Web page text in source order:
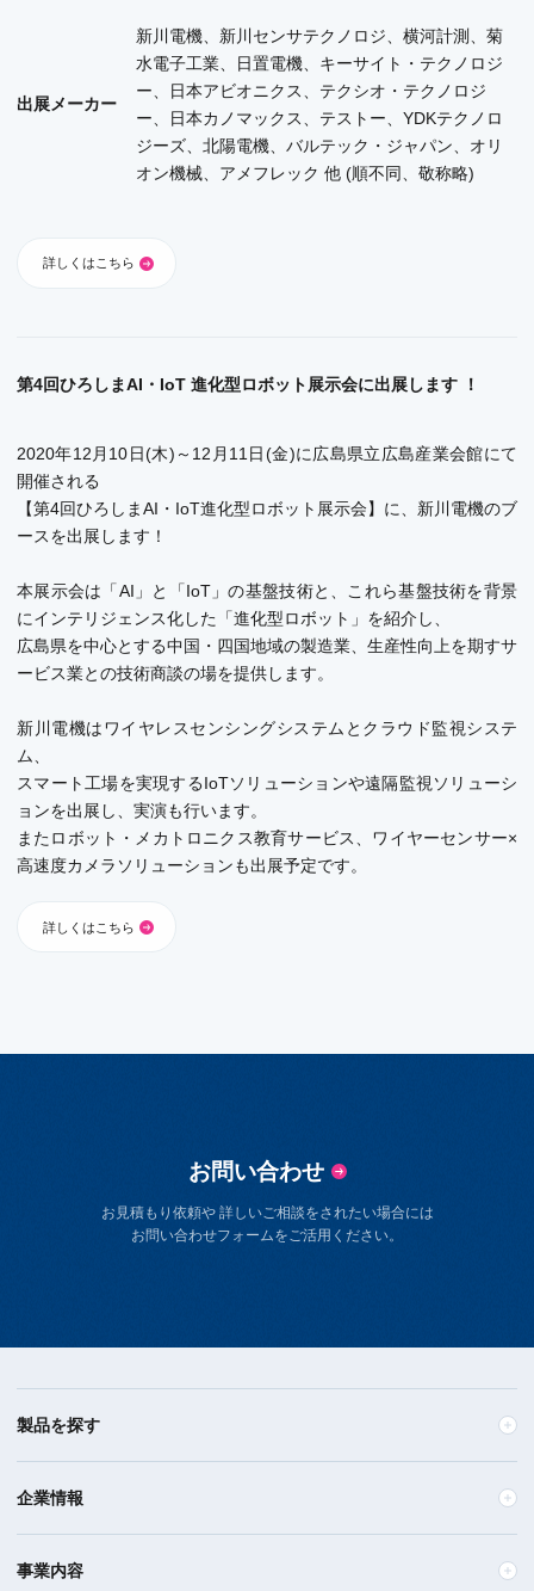
出展メーカー
新川電機、新川センサテクノロジ、横河計測、菊
水電子工業、日置電機、キーサイト・テクノロジ
ー、日本アビオニクス、テクシオ・テクノロジ
ー、日本カノマックス、テストー、YDKテクノロ
ジーズ、北陽電機、バルテック・ジャパン、オリ
オン機械、アメフレック 他 (順不同、敬称略)
詳しくはこちら
第4回ひろしまAI・IoT 進化型ロボット展示会に出展します ！
2020年12月10日(木)～12月11日(金)に広島県立広島産業会館にて
開催される
【第4回ひろしまAI・IoT進化型ロボット展示会】に、新川電機のブ
ースを出展します！
本展示会は「AI」と「IoT」の基盤技術と、これら基盤技術を背景
にインテリジェンス化した「進化型ロボット」を紹介し、
広島県を中心とする中国・四国地域の製造業、生産性向上を期すサ
ービス業との技術商談の場を提供します。
新川電機はワイヤレスセンシングシステムとクラウド監視システ
ム、
スマート工場を実現するIoTソリューションや遠隔監視ソリューシ
ョンを出展し、実演も行います。
またロボット・メカトロニクス教育サービス、ワイヤーセンサー×
高速度カメラソリューションも出展予定です。
詳しくはこちら
お問い合わせ
お見積もり依頼や 詳しいご相談をされたい場合には
お問い合わせフォームをご活用ください。
製品を探す
企業情報
事業内容